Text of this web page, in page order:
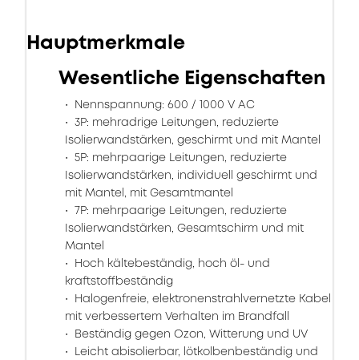
Hauptmerkmale
Wesentliche Eigenschaften
Nennspannung: 600 / 1000 V AC
3P: mehradrige Leitungen, reduzierte
Isolierwandstärken, geschirmt und mit Mantel
5P: mehrpaarige Leitungen, reduzierte
Isolierwandstärken, individuell geschirmt und
mit Mantel, mit Gesamtmantel
7P: mehrpaarige Leitungen, reduzierte
Isolierwandstärken, Gesamtschirm und mit
Mantel
Hoch kältebeständig, hoch öl- und
kraftstoffbeständig
Halogenfreie, elektronenstrahlvernetzte Kabel
mit verbessertem Verhalten im Brandfall
Beständig gegen Ozon, Witterung und UV
Leicht abisolierbar, lötkolbenbeständig und